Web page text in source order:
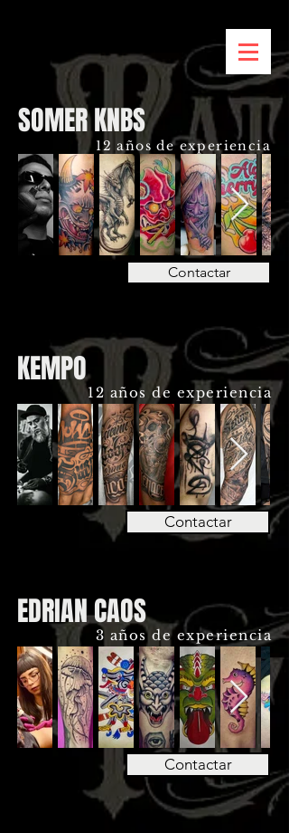
SOMER KNBS
12 años de experiencia
Contactar
KEMPO
12 años de experiencia
Contactar
EDRIAN CAOS
3 años de experiencia
Contactar